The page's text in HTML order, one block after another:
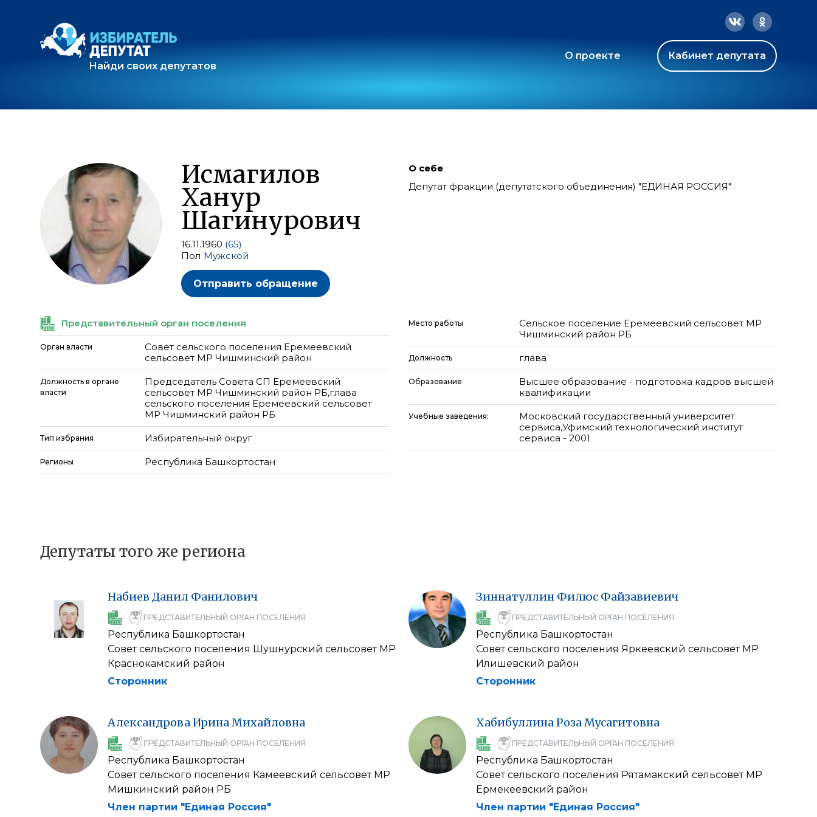
Найди своих депутатов
О проекте Кабинет депутата
Исмагилов
Ханур
Шагинурович
16.11.1960 (65)
Пол Мужской
Отправить обращение
О себе
Депутат фракции (депутатского объединения) "ЕДИНАЯ РОССИЯ"
Представительный орган поселения
Орган власти
Совет сельского поселения Еремеевский
сельсовет МР Чишминский район
Должность в органе
власти
Председатель Совета СП Еремеевский
сельсовет МР Чишминский район РБ,глава
сельского поселения Еремеевский сельсовет
МР Чишминский район РБ
Тип избрания Избирательный округ
Регионы Республика Башкортостан
Место работы
Сельское поселение Еремеевский сельсовет МР
Чишминский район РБ
Должность глава
Образование
Высшее образование - подготовка кадров высшей
квалификации
Учебные заведения:
Московский государственный университет
сервиса,Уфимский технологический институт
сервиса - 2001
Депутаты того же региона
Набиев Данил Фанилович
ПРЕДСТАВИТЕЛЬНЫЙ ОРГАН ПОСЕЛЕНИЯ
Республика Башкортостан
Совет сельского поселения Шушнурский сельсовет МР
Краснокамский район
Сторонник
Зиннатуллин Филюс Файзавиевич
ПРЕДСТАВИТЕЛЬНЫЙ ОРГАН ПОСЕЛЕНИЯ
Республика Башкортостан
Совет сельского поселения Яркеевский сельсовет МР
Илишевский район
Сторонник
АлександроваИринаМихайловна
ПРЕДСТАВИТЕЛЬНЫЙ ОРГАН ПОСЕЛЕНИЯ
Республика Башкортостан
Совет сельского поселения Камеевский сельсовет МР
Мишкинский район РБ
Член партии "Единая Россия"
ХабибуллинаРозаМусагитовна
ПРЕДСТАВИТЕЛЬНЫЙ ОРГАН ПОСЕЛЕНИЯ
Республика Башкортостан
Совет сельского поселения Рятамакский сельсовет МР
Ермекеевский район
Член партии "Единая Россия"